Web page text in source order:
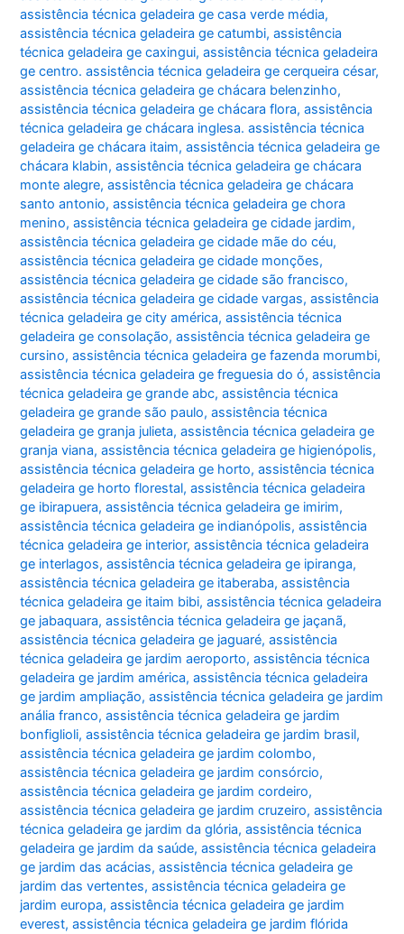
assistência técnica geladeira ge casa verde média,
assistência técnica geladeira ge catumbi,assistência
técnica geladeira ge caxingui,assistência técnica geladeira
ge centro. assistência técnica geladeira ge cerqueira césar,
assistência técnica geladeira ge chácara belenzinho,
assistência técnica geladeira ge chácara flora,assistência
técnica geladeira ge chácara inglesa. assistência técnica
geladeira ge chácara itaim,assistência técnica geladeira ge
chácara klabin,assistência técnica geladeira ge chácara
monte alegre,assistência técnica geladeira ge chácara
santo antonio,assistência técnica geladeira ge chora
menino,assistência técnica geladeira ge cidade jardim,
assistência técnica geladeira ge cidade mãe do céu,
assistência técnica geladeira ge cidade monções,
assistência técnica geladeira ge cidade são francisco,
assistência técnica geladeira ge cidade vargas,assistência
técnica geladeira ge city américa,assistência técnica
geladeira ge consolação,assistência técnica geladeira ge
cursino,assistência técnica geladeira ge fazenda morumbi,
assistência técnica geladeira ge freguesia do ó,assistência
técnica geladeira ge grande abc,assistência técnica
geladeira ge grande são paulo,assistência técnica
geladeira ge granja julieta,assistência técnica geladeira ge
granja viana,assistência técnica geladeira ge higienópolis,
assistência técnica geladeira ge horto,assistência técnica
geladeira ge horto florestal,assistência técnica geladeira
ge ibirapuera,assistência técnica geladeira ge imirim,
assistência técnica geladeira ge indianópolis,assistência
técnica geladeira ge interior,assistência técnica geladeira
ge interlagos,assistência técnica geladeira ge ipiranga,
assistência técnica geladeira ge itaberaba,assistência
técnica geladeira ge itaim bibi,assistência técnica geladeira
ge jabaquara,assistência técnica geladeira ge jaçanã,
assistência técnica geladeira ge jaguaré,assistência
técnica geladeira ge jardim aeroporto,assistência técnica
geladeira ge jardim américa,assistência técnica geladeira
ge jardim ampliação,assistência técnica geladeira ge jardim
anália franco,assistência técnica geladeira ge jardim
bonfiglioli,assistência técnica geladeira ge jardim brasil,
assistência técnica geladeira ge jardim colombo,
assistência técnica geladeira ge jardim consórcio,
assistência técnica geladeira ge jardim cordeiro,
assistência técnica geladeira ge jardim cruzeiro,assistência
técnica geladeira ge jardim da glória,assistência técnica
geladeira ge jardim da saúde,assistência técnica geladeira
ge jardim das acácias,assistência técnica geladeira ge
jardim das vertentes,assistência técnica geladeira ge
jardim europa,assistência técnica geladeira ge jardim
everest,assistência técnica geladeira ge jardim flórida